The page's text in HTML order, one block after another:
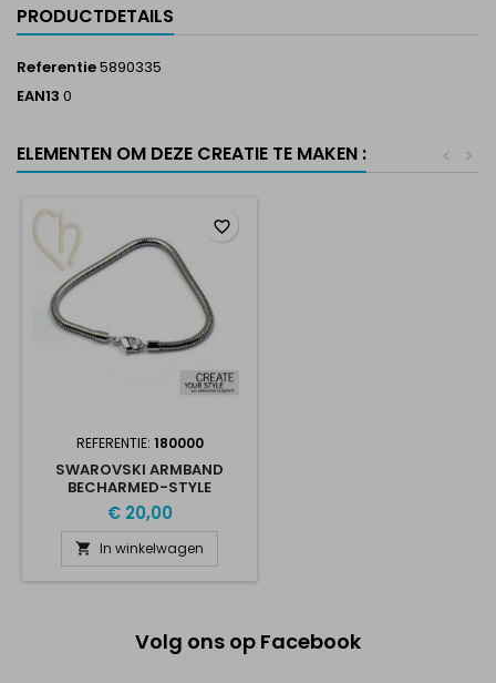
PRODUCTDETAILS
Referentie5890335
EAN13 0
ELEMENTEN OM DEZE CREATIE TE MAKEN : >
<
REFERENTIE: 180000
SWAROVSKI ARMBAND
BECHARMED-STYLE
€ 20,00
 In winkelwagen
favorite_border
Volg ons op Facebook